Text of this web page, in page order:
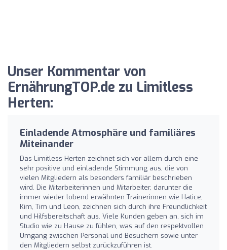
Unser Kommentar von
ErnährungTOP.de zu Limitless
Herten:
Einladende Atmosphäre und familiäres
Miteinander
Das Limitless Herten zeichnet sich vor allem durch eine
sehr positive und einladende Stimmung aus, die von
vielen Mitgliedern als besonders familiär beschrieben
wird. Die Mitarbeiterinnen und Mitarbeiter, darunter die
immer wieder lobend erwähnten Trainerinnen wie Hatice,
Kim, Tim und Leon, zeichnen sich durch ihre Freundlichkeit
und Hilfsbereitschaft aus. Viele Kunden geben an, sich im
Studio wie zu Hause zu fühlen, was auf den respektvollen
Umgang zwischen Personal und Besuchern sowie unter
den Mitgliedern selbst zurückzuführen ist.